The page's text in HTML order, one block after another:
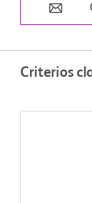
Criterios